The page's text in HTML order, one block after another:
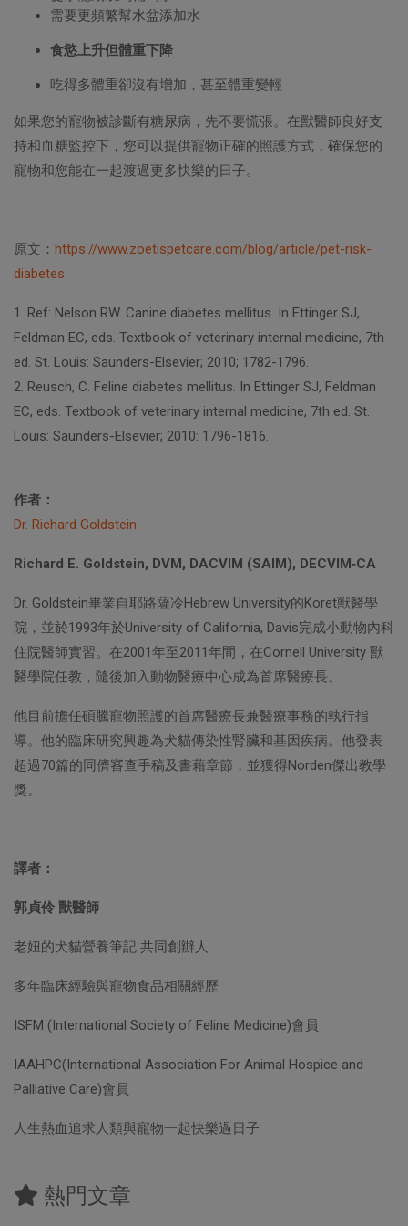
需要更頻繁幫水盆添加水
食慾上升但體重下降
吃得多體重卻沒有增加，甚至體重變輕
如果您的寵物被診斷有糖尿病，先不要慌張。在獸醫師良好支
持和血糖監控下，您可以提供寵物正確的照護方式，確保您的
寵物和您能在一起渡過更多快樂的日子。
原文： https://www.zoetispetcare.com/blog/article/pet-risk-
diabetes
1. Ref: Nelson RW. Canine diabetes mellitus. In Ettinger SJ,
Feldman EC, eds. Textbook of veterinary internal medicine, 7th
ed. St. Louis: Saunders-Elsevier; 2010; 1782-1796.
2. Reusch, C. Feline diabetes mellitus. In Ettinger SJ, Feldman
EC, eds. Textbook of veterinary internal medicine, 7th ed. St.
Louis: Saunders-Elsevier; 2010: 1796-1816.
作者：
Dr. Richard Goldstein
Richard E. Goldstein, DVM, DACVIM (SAIM), DECVIM‑CA
Dr. Goldstein畢業自耶路薩冷Hebrew University的Koret獸醫學
院，並於1993年於University of California, Davis完成小動物內科
住院醫師實習。在2001年至2011年間，在Cornell University 獸
醫學院任教，隨後加入動物醫療中心成為首席醫療長。
他目前擔任碩騰寵物照護的首席醫療長兼醫療事務的執行指
導。他的臨床研究興趣為犬貓傳染性腎臟和基因疾病。他發表
超過70篇的同儕審查手稿及書藉章節，並獲得Norden傑出教學
獎。
譯者：
郭貞伶 獸醫師
老妞的犬貓營養筆記 共同創辦人
多年臨床經驗與寵物食品相關經歷
ISFM (International Society of Feline Medicine)會員
IAAHPC(International Association For Animal Hospice and
Palliative Care)會員
人生熱血追求人類與寵物一起快樂過日子
熱門文章